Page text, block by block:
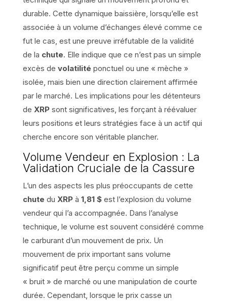
durable. Cette dynamique baissière, lorsqu’elle est
associée à un volume d’échanges élevé comme ce
fut le cas, est une preuve irréfutable de la validité
de la chute. Elle indique que ce n’est pas un simple
excès de volatilité ponctuel ou une « mèche »
isolée, mais bien une direction clairement affirmée
par le marché. Les implications pour les détenteurs
de XRPsont significatives, les forçant à réévaluer
leurs positions et leurs stratégies face à un actif qui
cherche encore son véritable plancher.
Volume Vendeur en Explosion : La
Validation Cruciale de la Cassure
L’un des aspects les plus préoccupants de cette
chute du XRPà 1,81 $est l’explosion du volume
vendeur qui l’a accompagnée. Dans l’analyse
technique, le volume est souvent considéré comme
le carburant d’un mouvement de prix. Un
mouvement de prix important sans volume
significatif peut être perçu comme un simple
« bruit » de marché ou une manipulation de courte
durée. Cependant, lorsque le prix casse un